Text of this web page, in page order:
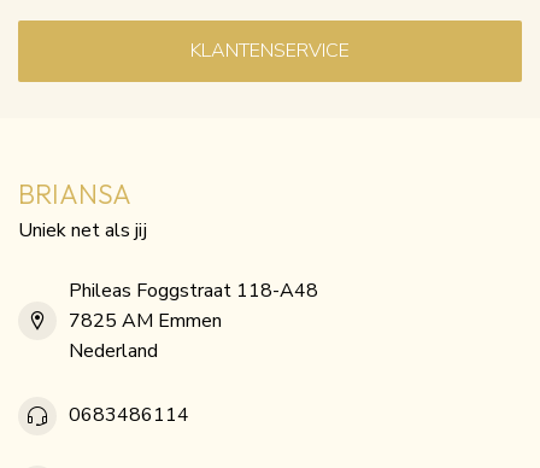
KLANTENSERVICE
BRIANSA
Uniek net als jij
Phileas Foggstraat 118-A48
7825 AM Emmen
Nederland
0683486114